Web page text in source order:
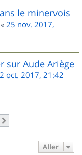
le minervois
« 25 nov. 2017,
sur Aude Ariège
oct. 2017, 21:42
Aller